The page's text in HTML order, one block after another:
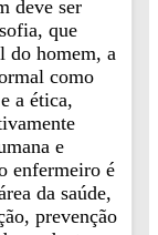
deve ser
que
do homem, a
como
a ética,
e
enfermeiro é
da saúde,
prevenção